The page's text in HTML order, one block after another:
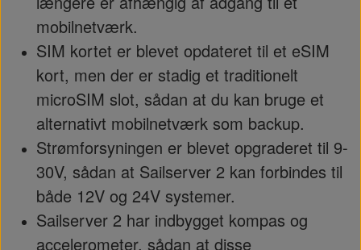
mobilnetværk.
SIM kortet er blevet opdateret til et eSIM
kort, men der er stadig et traditionelt
microSIM slot, sådan at du kan bruge et
alternativt mobilnetværk som backup.
Strømforsyningen er blevet opgraderet til 9-
30V, sådan at Sailserver 2 kan forbindes til
både 12V og 24V systemer.
Sailserver 2 har indbygget kompas og
accelerometer, sådan at disse